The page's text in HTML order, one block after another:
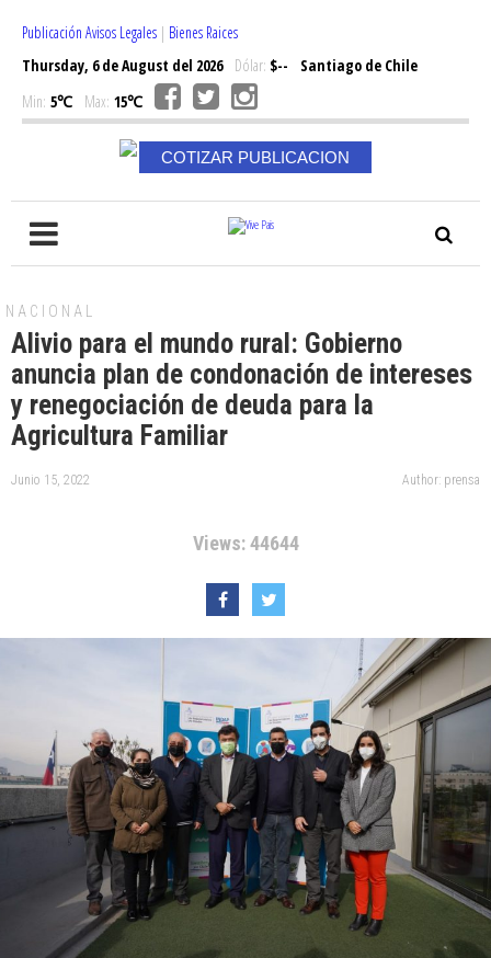
Publicación Avisos Legales | Bienes Raices
Thursday, 6 de August del 2026Dólar: $--
Santiago de Chile
Min: 5℃ Max: 15℃
COTIZAR PUBLICACION
NACIONAL
Alivio para el mundo rural: Gobierno
anuncia plan de condonación de intereses
y renegociación de deuda para la
Agricultura Familiar
Junio 15, 2022 Author: prensa
Views: 44644